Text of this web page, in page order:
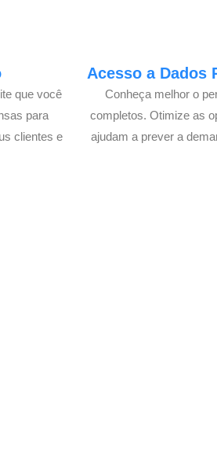
que você
para
clientes e
Acesso a Dados
Conheça melhor o
completos. Otimize as
ajudam a prever a